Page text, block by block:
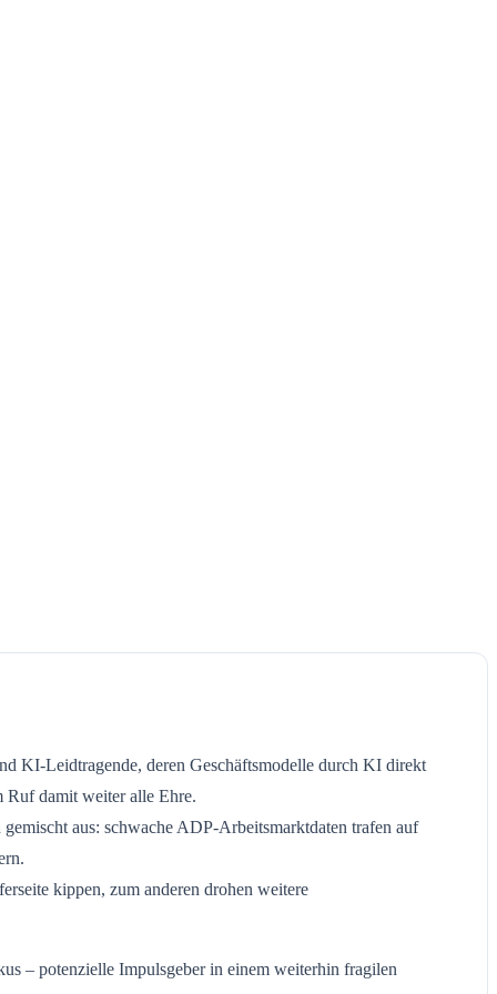
KI-Leidtragende, deren Geschäftsmodelle durch KI direkt
Ruf damit weiter alle Ehre.
aus: schwache ADP-Arbeitsmarktdaten trafen auf
kippen, zum anderen drohen weitere
– potenzielle Impulsgeber in einem weiterhin fragilen